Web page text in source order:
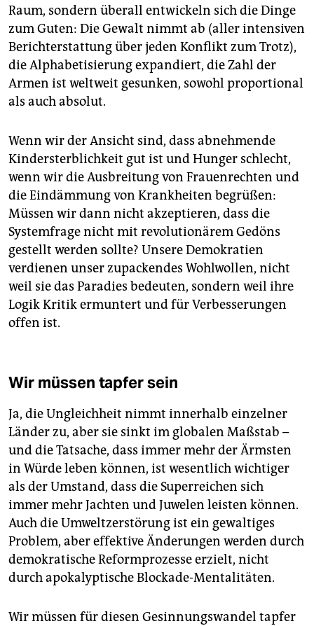
Raum, sondern überall entwickeln sich die Dinge
zum Guten: Die Gewalt nimmt ab (aller intensiven
Berichterstattung über jeden Konflikt zum Trotz),
die Alphabetisierung expandiert, die Zahl der
Armen ist weltweit gesunken, sowohl proportional
als auch absolut.
Wenn wir der Ansicht sind, dass abnehmende
Kindersterblichkeit gut ist und Hunger schlecht,
wenn wir die Ausbreitung von Frauenrechten und
die Eindämmung von Krankheiten begrüßen:
Müssen wir dann nicht akzeptieren, dass die
Systemfrage nicht mit revolutionärem Gedöns
gestellt werden sollte? Unsere Demokratien
verdienen unser zupackendes Wohlwollen, nicht
weil sie das Paradies bedeuten, sondern weil ihre
Logik Kritik ermuntert und für Verbesserungen
offen ist.
Wir müssen tapfer sein
Ja, die Ungleichheit nimmt innerhalb einzelner
Länder zu, aber sie sinkt im globalen Maßstab –
und die Tatsache, dass immer mehr der Ärmsten
in Würde leben können, ist wesentlich wichtiger
als der Umstand, dass die Superreichen sich
immer mehr Jachten und Juwelen leisten können.
Auch die Umweltzerstörung ist ein gewaltiges
Problem, aber effektive Änderungen werden durch
demokratische Reformprozesse erzielt, nicht
durch apokalyptische Blockade-Mentalitäten.
Wir müssen für diesen Gesinnungswandel tapfer